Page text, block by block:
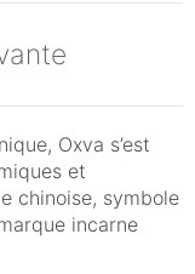
Oxva s’est
et
chinoise, symbole
incarne